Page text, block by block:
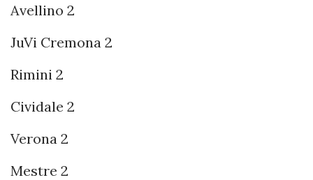
Avellino 2
JuVi Cremona 2
Rimini 2
Cividale 2
Verona 2
Mestre 2